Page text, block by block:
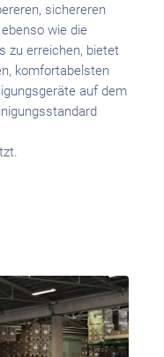
sichereren
wie die
zu erreichen, bietet
komfortabelsten
auf dem